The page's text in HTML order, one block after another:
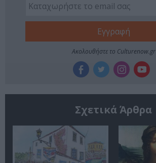
Ακολουθήστε το Culturenow.gr
Σχετικά Άρθρα